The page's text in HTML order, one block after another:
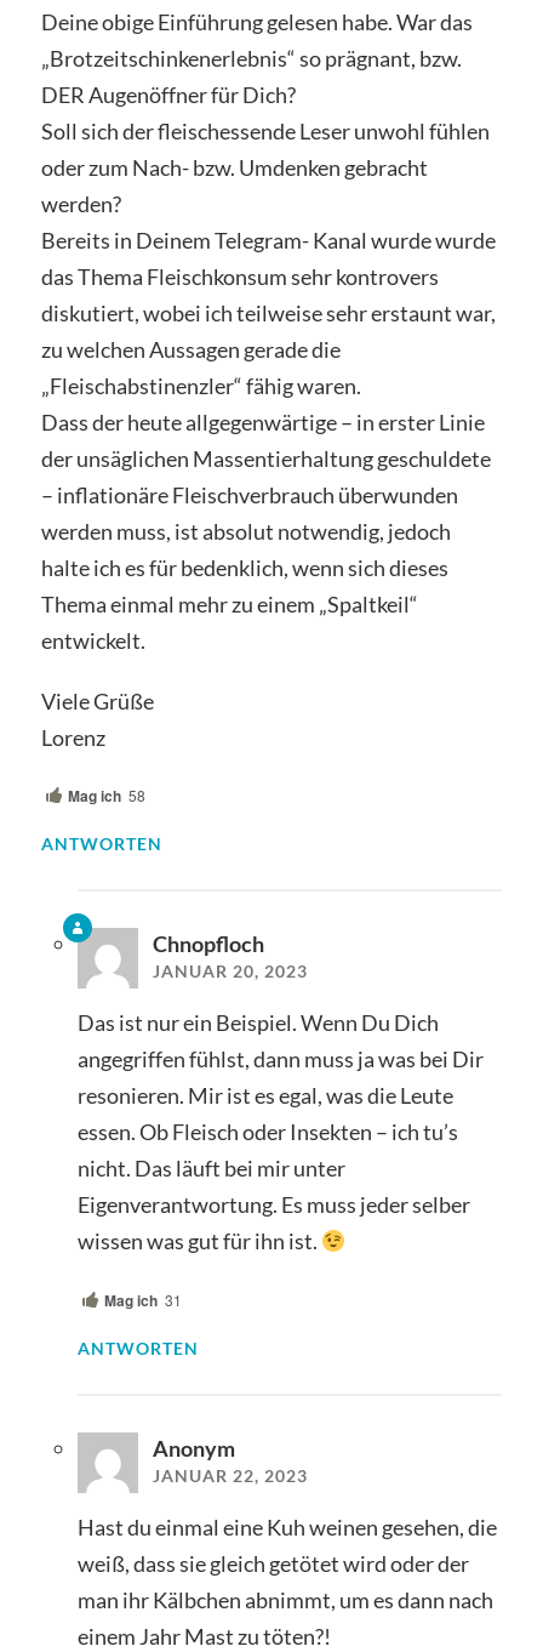
Deine obige Einführung gelesen habe. War das
„Brotzeitschinkenerlebnis“ so prägnant, bzw.
DER Augenöffner für Dich?
Soll sich der fleischessende Leser unwohl fühlen
oder zum Nach- bzw. Umdenken gebracht
werden?
Bereits in Deinem Telegram- Kanal wurde wurde
das Thema Fleischkonsum sehr kontrovers
diskutiert, wobei ich teilweise sehr erstaunt war,
zu welchen Aussagen gerade die
„Fleischabstinenzler“ fähig waren.
Dass der heute allgegenwärtige – in erster Linie
der unsäglichen Massentierhaltung geschuldete
– inflationäre Fleischverbrauch überwunden
werden muss, ist absolut notwendig, jedoch
halte ich es für bedenklich, wenn sich dieses
Thema einmal mehr zu einem „Spaltkeil“
entwickelt.
Viele Grüße
Lorenz
Mag ich 58
ANTWORTEN
Chnopfloch
JANUAR 20, 2023
Das ist nur ein Beispiel. Wenn Du Dich
angegriffen fühlst, dann muss ja was bei Dir
resonieren. Mir ist es egal, was die Leute
essen. Ob Fleisch oder Insekten – ich tu’s
nicht. Das läuft bei mir unter
Eigenverantwortung. Es muss jeder selber
wissen was gut für ihn ist.
Mag ich 31
ANTWORTEN
Anonym
JANUAR 22, 2023
Hast du einmal eine Kuh weinen gesehen, die
weiß, dass sie gleich getötet wird oder der
man ihr Kälbchen abnimmt, um es dann nach
einem Jahr Mast zu töten?!